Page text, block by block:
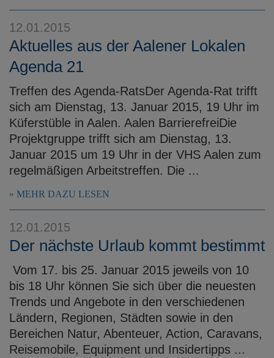
12.01.2015
Aktuelles aus der Aalener Lokalen
Agenda 21
Treffen des Agenda-RatsDer Agenda-Rat trifft
sich am Dienstag, 13. Januar 2015, 19 Uhr im
Küferstüble in Aalen. Aalen BarrierefreiDie
Projektgruppe trifft sich am Dienstag, 13.
Januar 2015 um 19 Uhr in der VHS Aalen zum
regelmäßigen Arbeitstreffen. Die ...
MEHR DAZU LESEN
12.01.2015
Der nächste Urlaub kommt bestimmt
Vom 17. bis 25. Januar 2015 jeweils von 10
bis 18 Uhr können Sie sich über die neuesten
Trends und Angebote in den verschiedenen
Ländern, Regionen, Städten sowie in den
Bereichen Natur, Abenteuer, Action, Caravans,
Reisemobile, Equipment und Insidertipps ...